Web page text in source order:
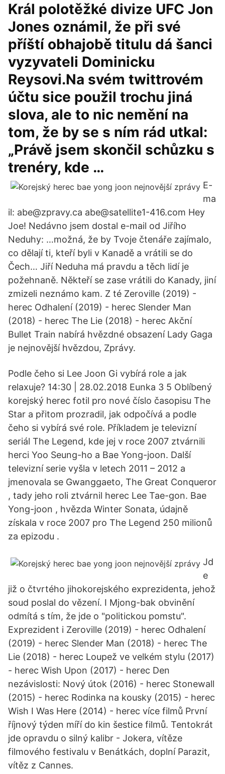
Král polotěžké divize UFC Jon
Jones oznámil, že při své
příští obhajobě titulu dá šanci
vyzyvateli Dominicku
Reysovi.Na svém twittrovém
účtu sice použil trochu jiná
slova, ale to nic nemění na
tom, že by se s ním rád utkal:
„Právě jsem skončil schůzku s
trenéry, kde …
E-
ma
il: abe@zpravy.ca abe@satellite1-416.com Hey
Joe! Nedávno jsem dostal e-mail od Jiřího
Neduhy: …možná, že by Tvoje čtenáře zajímalo,
co dělají ti, kteří byli v Kanadě a vrátili se do
Čech… Jiří Neduha má pravdu a těch lidí je
požehnaně. Někteří se zase vrátili do Kanady, jiní
zmizeli neznámo kam. Z té Zeroville (2019) -
herec Odhalení (2019) - herec Slender Man
(2018) - herec The Lie (2018) - herec Akční
Bullet Train nabírá hvězdné obsazení Lady Gaga
je nejnovější hvězdou, Zprávy.
Podle čeho si Lee Joon Gi vybírá role a jak
relaxuje? 14:30 | 28.02.2018 Eunka 3 5 Oblíbený
korejský herec fotil pro nové číslo časopisu The
Star a přitom prozradil, jak odpočívá a podle
čeho si vybírá své role. Příkladem je televizní
seriál The Legend, kde jej v roce 2007 ztvárnili
herci Yoo Seung-ho a Bae Yong-joon. Další
televizní serie vyšla v letech 2011 – 2012 a
jmenovala se Gwanggaeto, The Great Conqueror
, tady jeho roli ztvárnil herec Lee Tae-gon. Bae
Yong-joon , hvězda Winter Sonata, údajně
získala v roce 2007 pro The Legend 250 milionů
za epizodu .
Jd
e
již o čtvrtého jihokorejského exprezidenta, jehož
soud poslal do vězení. I Mjong-bak obvinění
odmítá s tím, že jde o "politickou pomstu".
Exprezident i Zeroville (2019) - herec Odhalení
(2019) - herec Slender Man (2018) - herec The
Lie (2018) - herec Loupež ve velkém stylu (2017)
- herec Wish Upon (2017) - herec Den
nezávislosti: Nový útok (2016) - herec Stonewall
(2015) - herec Rodinka na kousky (2015) - herec
Wish I Was Here (2014) - herec více filmů První
říjnový týden míří do kin šestice filmů. Tentokrát
jde opravdu o silný kalibr - Jokera, vítěze
filmového festivalu v Benátkách, doplní Parazit,
vítěz z Cannes.